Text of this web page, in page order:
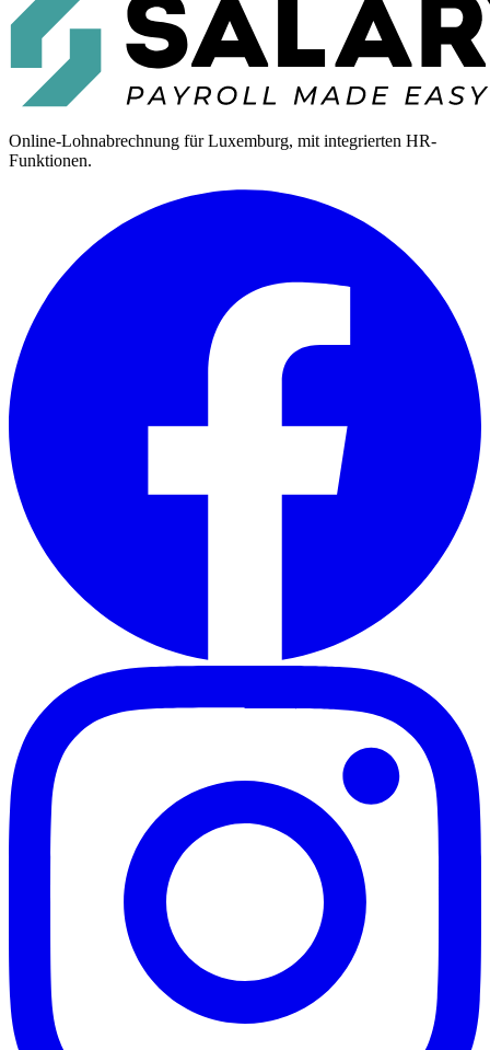
Online-Lohnabrechnung für Luxemburg, mit integrierten HR-
Funktionen.